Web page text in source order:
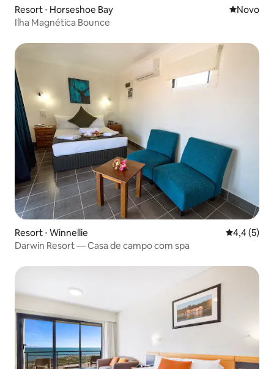
Resort ⋅ Horseshoe Bay Novo
Novo
Ilha Magnética Bounce
Resort ⋅ Winnellie 4,4 de
4,4 (5)
Darwin Resort — Casa de campo com spa